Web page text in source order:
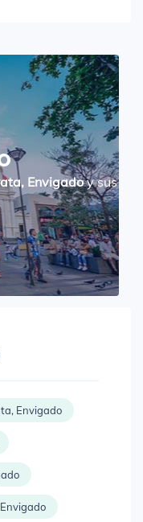
Envigadoy sus
Envigado